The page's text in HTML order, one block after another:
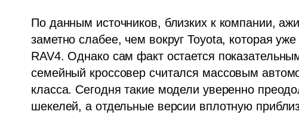
По данным источников, близких к компании,
заметно слабее, чем вокруг Toyota, которая
RAV4. Однако сам факт остается
семейный кроссовер считался массовым
класса. Сегодня такие модели уверенно
шекелей, а отдельные версии вплотную